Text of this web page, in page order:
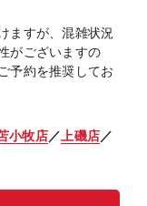
ますが、混雑状況
がございますの
予約を推奨してお
小牧店／ 上磯店／